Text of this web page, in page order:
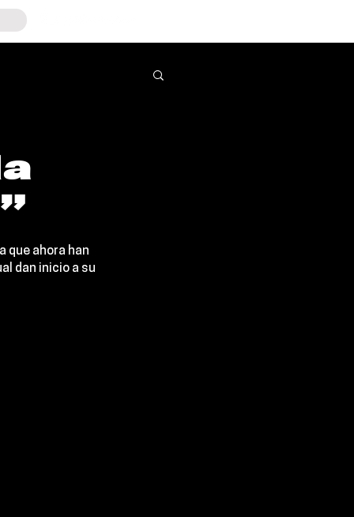
que ahora han
dan inicio a su